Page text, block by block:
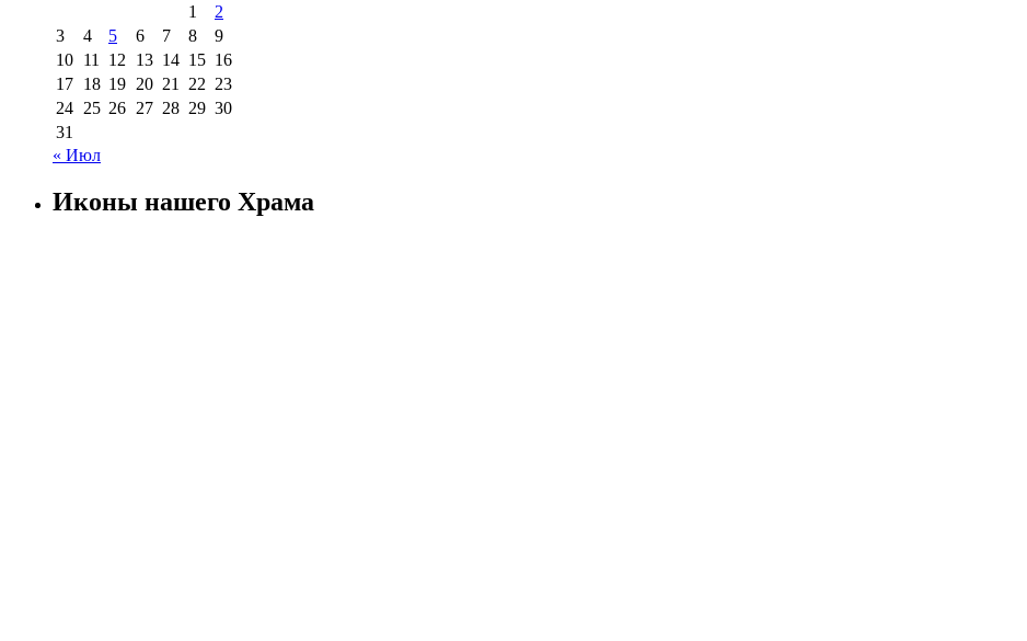
1
2
3
4 5 6 7 8
9
10 11 12 13 14 15 16
17 18 19 20 21 22 23
24 25 26 27 28 29 30
31
« Июл
Иконы нашего Храма